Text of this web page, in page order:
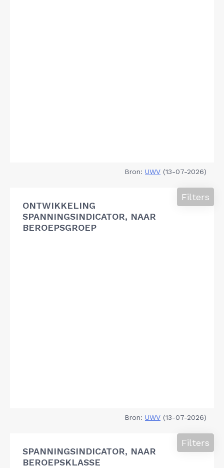
Bron: UWV (13-07-2026)
ONTWIKKELING
SPANNINGSINDICATOR, NAAR
BEROEPSGROEP
Filters
Bron: UWV (13-07-2026)
SPANNINGSINDICATOR, NAAR
BEROEPSKLASSE
Filters